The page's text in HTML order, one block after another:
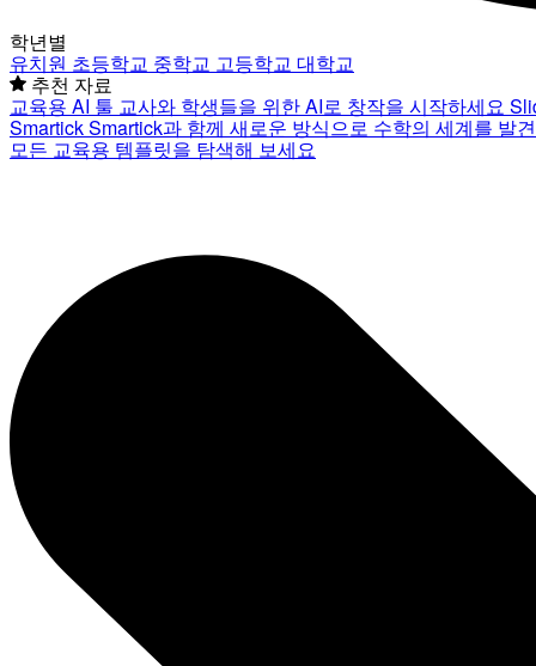
학년별
유치원 초등학교 중학교 고등학교 대학교
추천 자료
교육용 AI 툴 교사와 학생들을 위한 AI로 창작을 시작하세요
SmartickSmartick과 함께 새로운 방식으로 수학의 세계를 발
모든 교육용 템플릿을 탐색해 보세요